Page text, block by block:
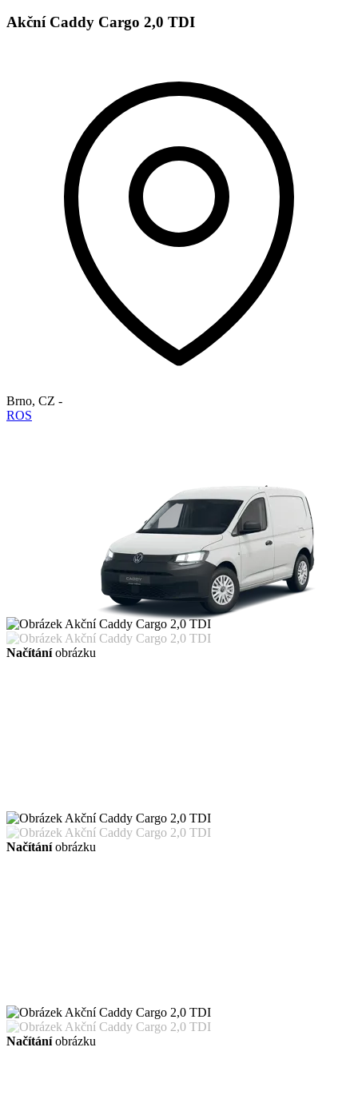
Akční Caddy Cargo 2,0 TDI
Brno, CZ -
ROS
Načítáníobrázku
Načítáníobrázku
Načítáníobrázku